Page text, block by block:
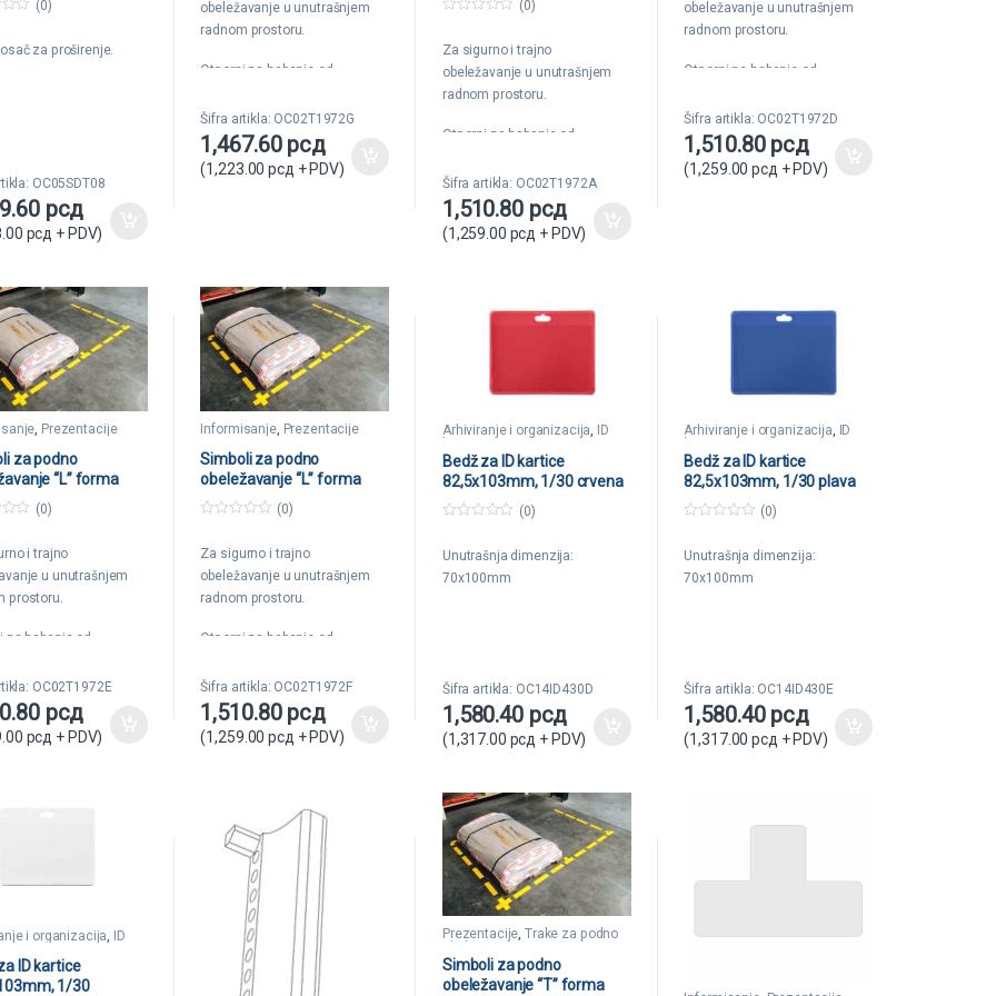
(0)
za proširenje.
OC05SDT08
рсд
рсд + PDV)
o
f
5
obeležavanje u unutrašnjem
radnom prostoru.
Otporni na habanje od
transporta.
Debljina 350my.
Dimenzije: 100x50mm.
Šifra artikla: OC02T1972G
1,467.60 рсд
(1,223.00рсд + PDV)
u
o
f
(0)
Za sigurno i trajno
obeležavanje u unutrašnjem
radnom prostoru.
Otporni na habanje od
transporta.
Debljina 350my.
Dimenzije: 100x50mm.
Šifra artikla: OC02T1972A
1,510.80 рсд
(1,259.00 рсд + PDV)
o
f
5
obeležavanje u unutrašnjem
radnom prostoru.
Otporni na habanje od
transporta.
Debljina 350my.
Dimenzije: 100x50mm.
Šifra artikla: OC02T1972D
1,510.80 рсд
(1,259.00рсд + PDV)
Prezentacije
za podno
“L” forma
Tarifold
(0)
i trajno
u unutrašnjem
prostoru.
na habanje od
350my.
100x50mm.
OC02T1972E
рсд
рсд + PDV)
Informisanje, Prezentacije
Simboli za podno
obeležavanje “L” forma
1/10 zelena Tarifold
u
o
f
5
(0)
Za sigurno i trajno
obeležavanje u unutrašnjem
radnom prostoru.
Otporni na habanje od
transporta.
Debljina 350my.
Dimenzije: 100x50mm.
Šifra artikla: OC02T1972F
1,510.80 рсд
(1,259.00рсд + PDV)
Arhiviranje i organizacija,
ID
Bedž za ID kartice
82,5x103mm, 1/30 crvena
Tarifold
u
o
(0)
Unutrašnja dimenzija:
70x100mm
Šifra artikla: OC14ID430D
1,580.40 рсд
(1,317.00 рсд + PDV)
Arhiviranje i organizacija, ID
Bedž za ID kartice
82,5x103mm, 1/30 plava
Tarifold
u
o
(0)
Unutrašnja dimenzija:
70x100mm
Šifra artikla: OC14ID430E
1,580.40 рсд
(1,317.00рсд + PDV)
i organizacija, ID
ID kartice
1/30
Prezentacije,Trake za podno
Simboli za podno
obeležavanje “T” forma